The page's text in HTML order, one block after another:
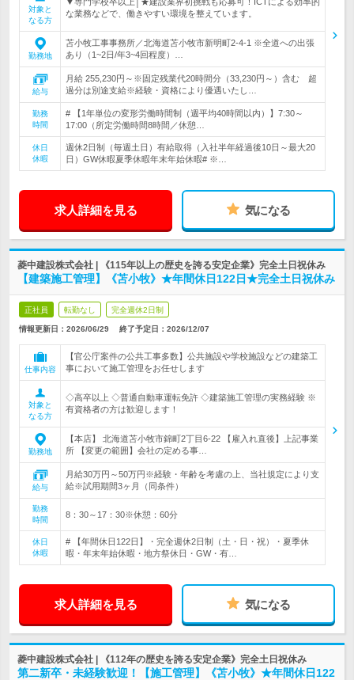
対象と
なる方
な業務などで、働きやすい環境を整えています。
勤務地
苫小牧工事事務所／北海道苫小牧市新明町2-4-1 ※全道への出張
あり（1~2日/年3~4回程度）…
給与
月給 255,230円～※固定残業代20時間分（33,230円～）含む 超
過分は別途支給※経験・資格により優遇いたし…
勤務
時間
# 【1年単位の変形労働時間制（週平均40時間以内）】7:30～
17:00（所定労働時間8時間／休憩…
休日
休暇
週休2日制（毎週土日）有給取得（入社半年経過後10日～最大20
日）GW休暇夏季休暇年末年始休暇# ※…
求人詳細を見る 気になる
菱中建設株式会社 | 《115年以上の歴史を誇る安定企業》完全土日祝休み
【建築施工管理】《苫小牧》★年間休日122日★完全土日祝休み
正社員 転勤なし 完全週休2日制
情報更新日：2026/06/29 終了予定日： 2026/12/07
仕事内容
【官公庁案件の公共工事多数】公共施設や学校施設などの建築工
事において施工管理をお任せします
対象と
なる方
◇高卒以上 ◇普通自動車運転免許 ◇建築施工管理の実務経験 ※
有資格者の方は歓迎します！
勤務地
【本店】 北海道苫小牧市錦町2丁目6-22 【雇入れ直後】上記事業
所 【変更の範囲】会社の定める事…
給与
月給30万円～50万円※経験・年齢を考慮の上、当社規定により支
給※試用期間3ヶ月（同条件）
勤務
時間
8：30～17：30※休憩：60分
休日
休暇
# 【年間休日122日】・完全週休2日制（土・日・祝）・夏季休
暇・年末年始休暇・地方祭休日・GW・有…
求人詳細を見る 気になる
菱中建設株式会社 | 《112年の歴史を誇る安定企業》完全土日祝休み
第二新卒・未経験歓迎！【施工管理】《苫小牧》★年間休日122